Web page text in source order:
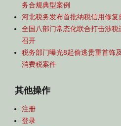
务合规典型案例
河北税务发布首批纳税信用修复
全国八部门常态化联合打击涉
召开
税务部门曝光8起偷逃贵重首饰
消费税案件
其他操作
注册
登录